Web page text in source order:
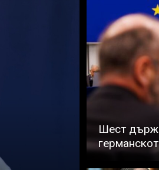
Шест